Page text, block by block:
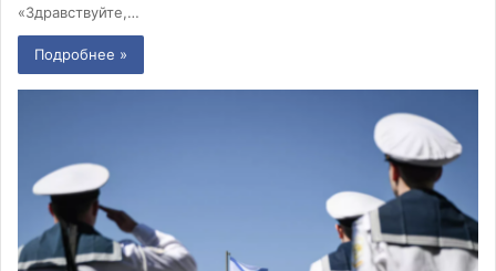
«Здравствуйте,…
Подробнее »